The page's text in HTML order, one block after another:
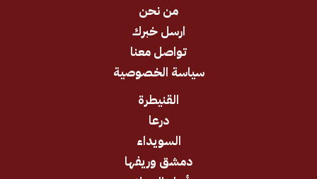
ارسل خبرك
تواصل معنا
سياسة الخصوصية
دمشق وريفها